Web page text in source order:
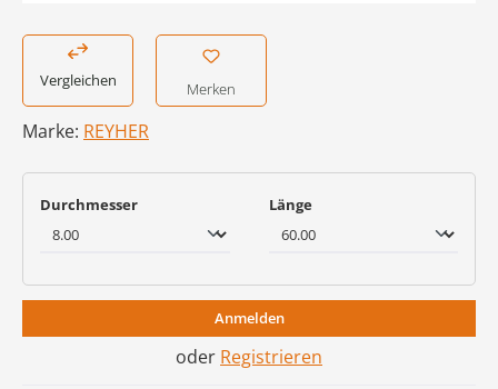
Vergleichen Merken
Marke: REYHER
Durchmesserauswählen Längeauswählen
Anmelden
oder Registrieren